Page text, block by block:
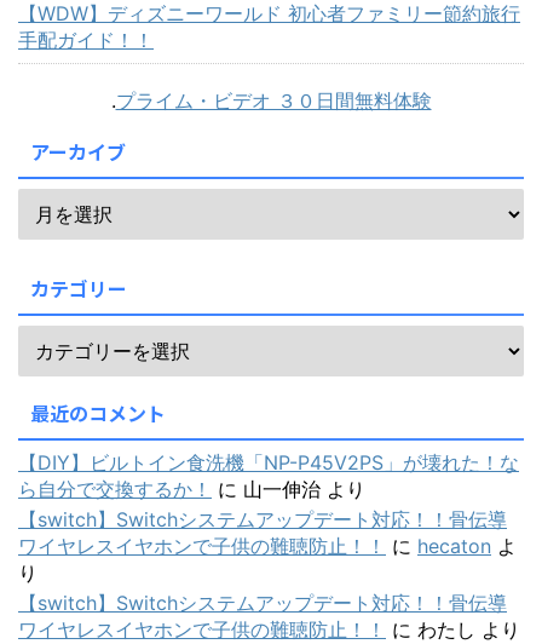
【WDW】ディズニーワールド 初心者ファミリー節約旅行
手配ガイド！！
.プライム・ビデオ ３０日間無料体験
アーカイブ
カテゴリー
最近のコメント
【DIY】ビルトイン食洗機「NP-P45V2PS」が壊れた！な
ら自分で交換するか！
に 山一伸治 より
【switch】Switchシステムアップデート対応！！骨伝導
ワイヤレスイヤホンで子供の難聴防止！！
に hecaton よ
り
【switch】Switchシステムアップデート対応！！骨伝導
ワイヤレスイヤホンで子供の難聴防止！！
に わたし より